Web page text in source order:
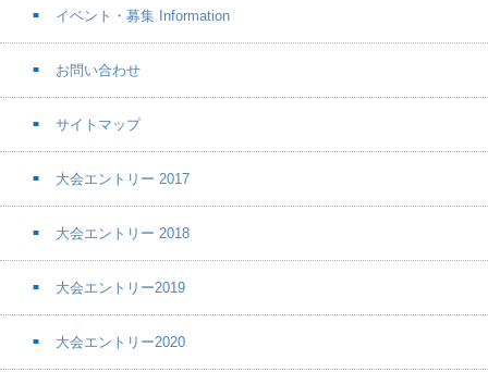
イベント・募集 Information
お問い合わせ
サイトマップ
大会エントリー 2017
大会エントリー 2018
大会エントリー2019
大会エントリー2020